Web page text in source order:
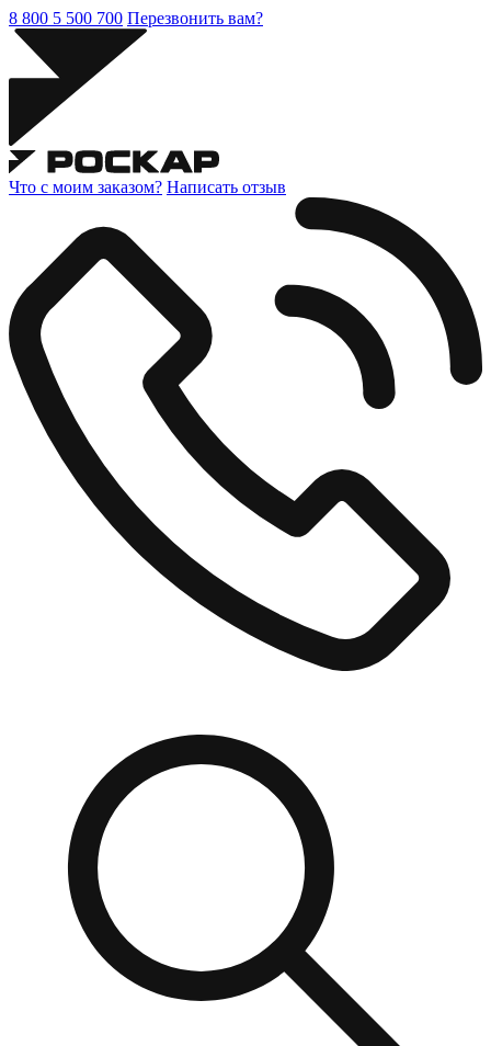
8 800 5 500 700 Перезвонить вам?
Что с моим заказом? Написать отзыв